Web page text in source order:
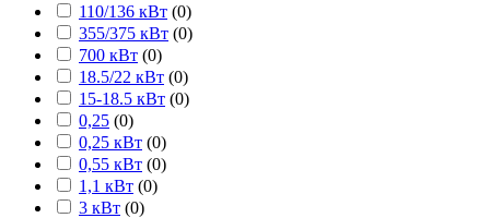
110/136 кВт (0)
355/375 кВт (0)
700 кВт (0)
18.5/22 кВт (0)
15-18.5 кВт (0)
0,25 (0)
0,25 кВт (0)
0,55 кВт (0)
1,1 кВт (0)
3 кВт (0)